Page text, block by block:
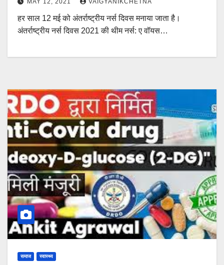
हर साल 12 मई को अंतर्राष्ट्रीय नर्स दिवस मनाया जाता है।
अंतर्राष्ट्रीय नर्स दिवस 2021 की थीम नर्स: ए वॉयस…
समाज स्वास्थ्य